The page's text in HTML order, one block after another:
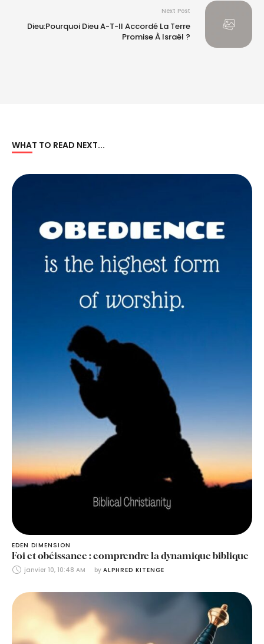
Next Post
Dieu:Pourquoi Dieu A-T-Il Accordé La Terre
Promise À Israël ?
WHAT TO READ NEXT...
EDEN DIMENSION
Foi et obéissance : comprendre la dynamique biblique
janvier 10, 10:48 AM by ALPHRED KITENGE